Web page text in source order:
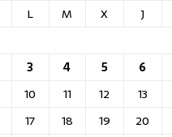
L M X J
3 4 5 6
10 11 12 13
17 18 19 20